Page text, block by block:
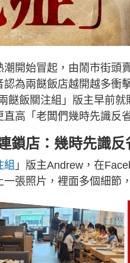
潮開始冒起，由鬧市街
為兩餸飯店越開越多衝
餸飯關注組」版主早前
高「老闆們幾時先識反省
鎖店：幾時先識反
組 」版主Andrew，在
張照片，裡面多個細節